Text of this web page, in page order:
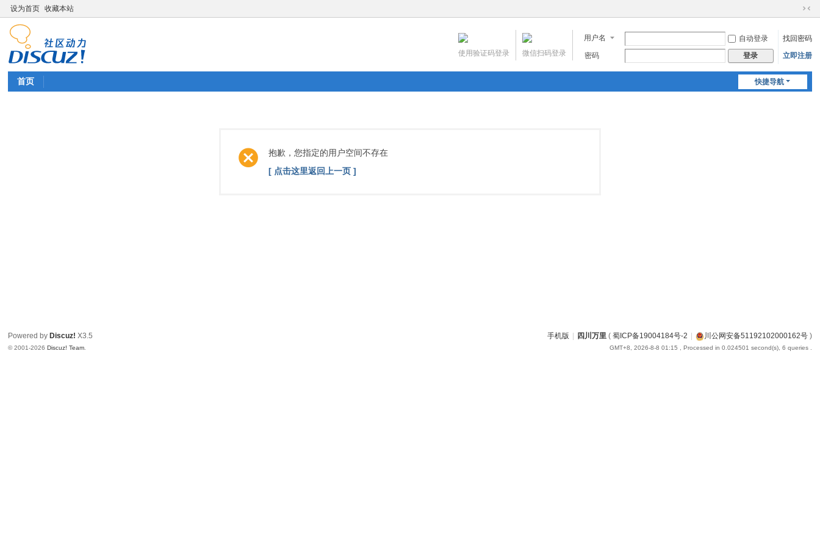
设为首页 收藏本站
切
到
窄
用户名 自动登录
找回密码
密码
登录 立即注册
微信扫码登录
使用验证码登录
快捷导航
首页
抱歉，您指定的用户空间不存在
[ 点击这里返回上一页 ]
手机版 四川万里( 蜀ICP备19004184号-2 川公网安备51192102000162号)
GMT+8, 2026-8-8 01:15 , Processed in 0.024501 second(s), 6 queries .
Powered by Discuz! X3.5
© 2001-2026Discuz! Team